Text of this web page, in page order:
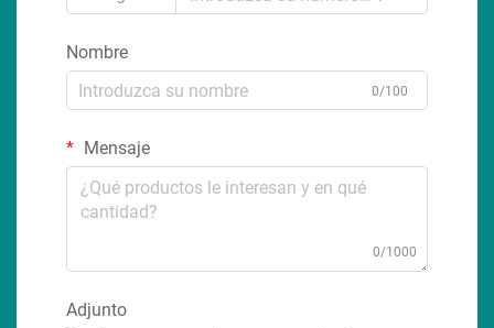
Nombre
0/100
Mensaje
0/1000
Adjunto